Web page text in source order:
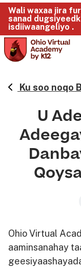
Wali waxaa jira
sanad
isdiiwaangeliyo .
Ku soo noqo
U
Ohio Virtual
aaminsanahay